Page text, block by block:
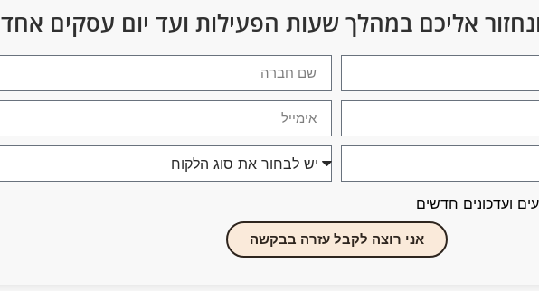
ונחזור אליכם במהלך שעות הפעילות ועד יום עסקים אחד
ועדכונים חדשים
אני רוצה לקבל עזרה בבקשה